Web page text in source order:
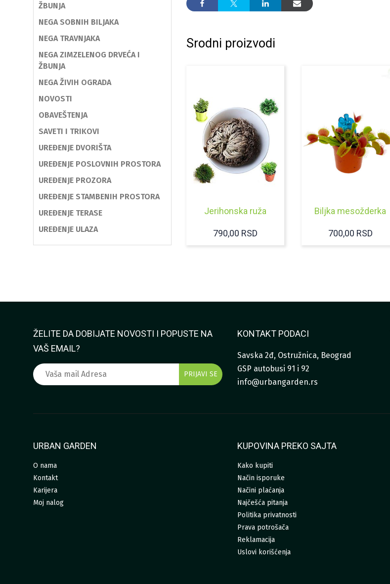
ŽBUNJA
NEGA SOBNIH BILJAKA
NEGA TRAVNJAKA
NEGA ZIMZELENOG DRVEĆA I
ŽBUNJA
NEGA ŽIVIH OGRADA
NOVOSTI
OBAVEŠTENJA
SAVETI I TRIKOVI
UREĐENJE DVORIŠTA
UREĐENJE POSLOVNIH PROSTORA
UREĐENJE PROZORA
UREĐENJE STAMBENIH PROSTORA
UREĐENJE TERASE
UREĐENJE ULAZA
Srodni proizvodi
Jerihonska ruža
790,00 RSD
Biljka mesožderka
700,00 RSD
ŽELITE DA DOBIJATE NOVOSTI I POPUSTE NA
VAŠ EMAIL?
KONTAKT PODACI
Savska 2đ, Ostružnica, Beograd
GSP autobusi 91 i 92
info@urbangarden.rs
URBAN GARDEN
O nama
Kontakt
Karijera
Moj nalog
KUPOVINA PREKO SAJTA
Kako kupiti
Način isporuke
Načini plaćanja
Najčešća pitanja
Politika privatnosti
Prava potrošača
Reklamacija
Uslovi korišćenja